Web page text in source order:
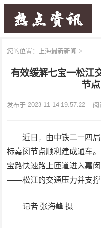
您的位置： 上海最新新闻 >
有效缓解七宝一松江
节
发布于 2023-11-14 19:57:22 阅
近日，由中铁二十四局
标嘉闵节点顺利建成通车
宝路快速路上匝道进入嘉
——松江的交通压力并支撑
记者 张海峰 摄